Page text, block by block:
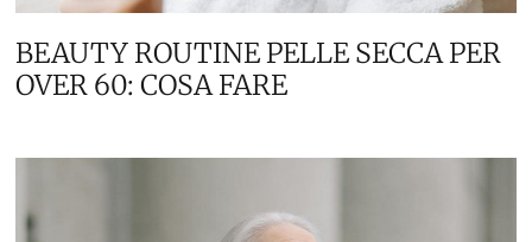
BEAUTY ROUTINE PELLE SECCA PER
OVER 60: COSA FARE